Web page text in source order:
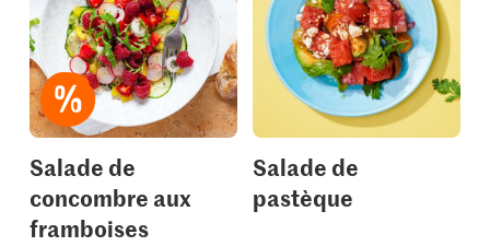
add
to
your
collections.
Salade de
concombre aux
framboises
add
it
to
your
Salade de
pastèque